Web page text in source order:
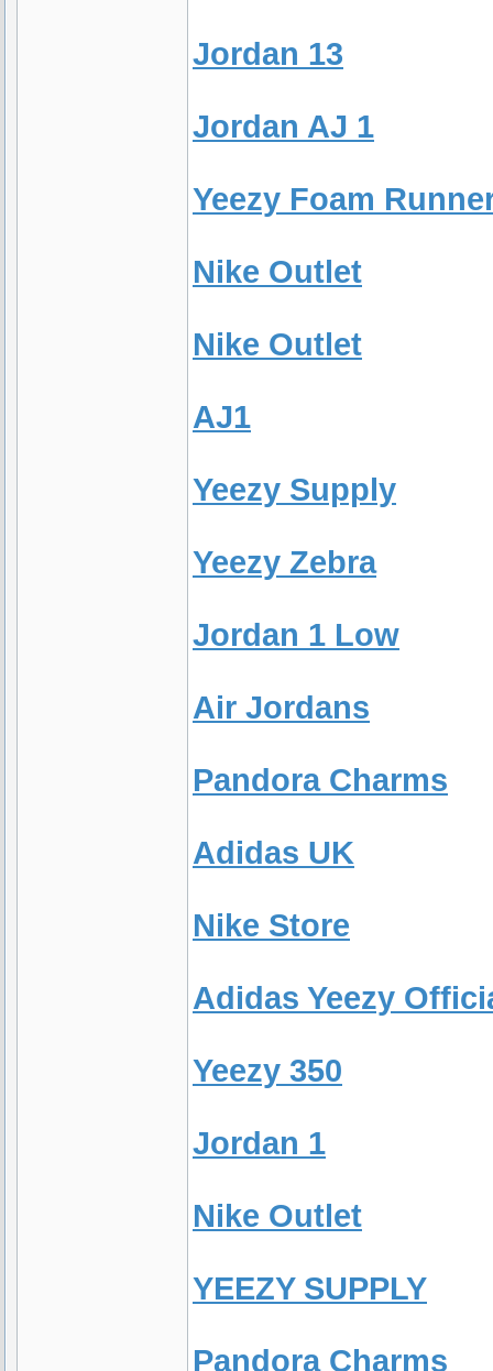
Jordan 13
Jordan AJ 1
Yeezy Foam
Nike Outlet
Nike Outlet
AJ1
Yeezy Supply
Yeezy Zebra
Jordan 1 Low
Air Jordans
Pandora Charms
Adidas UK
Nike Store
Adidas Yeezy
Yeezy 350
Jordan 1
Nike Outlet
YEEZY SUPPLY
Pandora Charms